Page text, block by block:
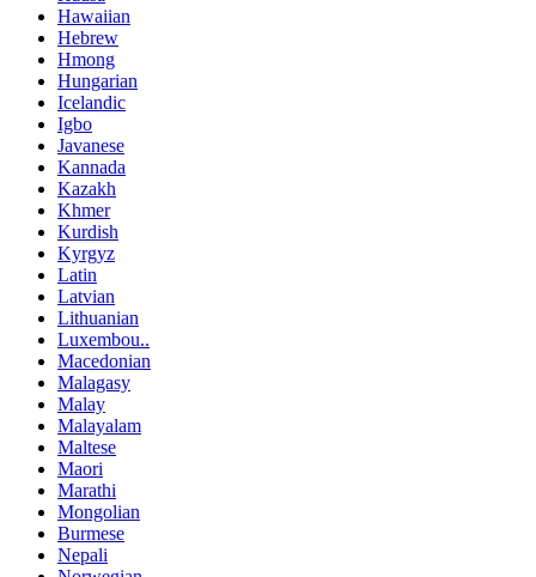
Hawaiian
Hebrew
Hmong
Hungarian
Icelandic
Igbo
Javanese
Kannada
Kazakh
Khmer
Kurdish
Kyrgyz
Latin
Latvian
Lithuanian
Luxembou..
Macedonian
Malagasy
Malay
Malayalam
Maltese
Maori
Marathi
Mongolian
Burmese
Nepali